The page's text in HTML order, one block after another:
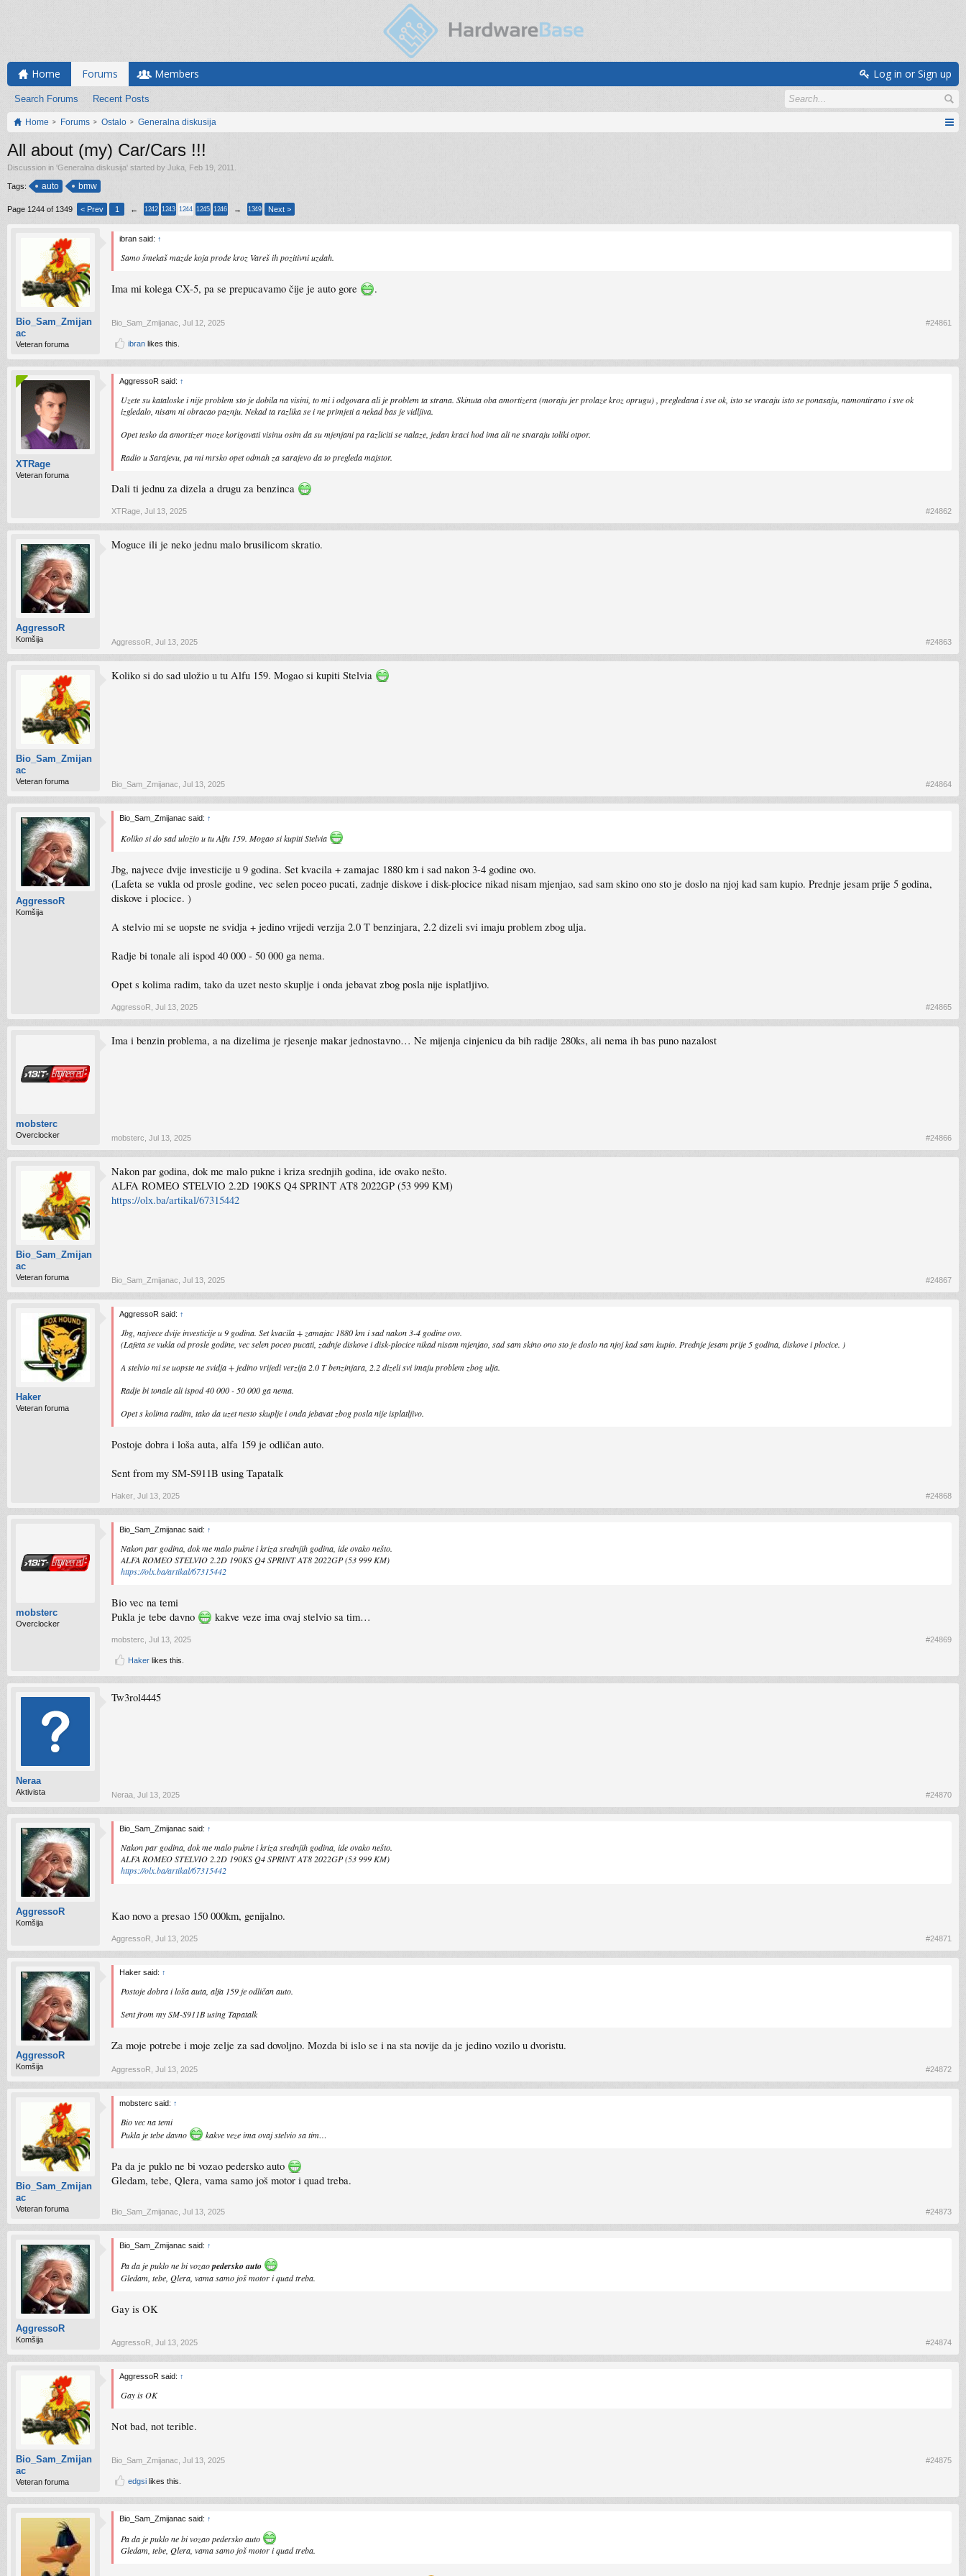
Home Forums
Search Forums Recent Posts
Members Log in or Sign up
Home Forums Ostalo Generalna diskusija
All about (my) Car/Cars !!!
Discussion in 'Generalna diskusija' started by Juka Feb 19, 2011
Tags: auto bmw
Page 1244 of 1349 < Prev 1 ← 1242 1243 1244 1245 1246 → 1349 Next >
Bio_Sam_Zmijan
ac
Veteran foruma
ibran said: ↑
Samo šmekaš mazde koja prođe kroz Vareš ih pozitivni uzdah.
Ima mi kolega CX-5, pa se prepucavamo čije je auto gore .
Bio_Sam_Zmijanac Jul 12, 2025 #24861
ibran likes this.
XTRage
Veteran foruma
AggressoR said: ↑
Uzete su kataloske i nije problem sto je dobila na visini, to mi i odgovara ali je problem ta strana. Skinuta oba amortizera (moraju jer prolaze kroz oprugu) , pregledana i sve ok, isto se vracaju isto se ponasaju, namontirano i sve ok
izgledalo, nisam ni obracao paznju. Nekad ta razlika se i ne primjeti a nekad bas je vidljiva.
Opet tesko da amortizer moze korigovati visinu osim da su mjenjani pa razliciti se nalaze, jedan kraci hod ima ali ne stvaraju toliki otpor.
Radio u Sarajevu, pa mi mrsko opet odmah za sarajevo da to pregleda majstor.
Dali ti jednu za dizela a drugu za benzinca
XTRage Jul 13, 2025 #24862
AggressoR
Komšija
Moguce ili je neko jednu malo brusilicom skratio.
AggressoR Jul 13, 2025 #24863
Bio_Sam_Zmijan
ac
Veteran foruma
Koliko si do sad uložio u tu Alfu 159. Mogao si kupiti Stelvia
Bio_Sam_Zmijanac Jul 13, 2025 #24864
AggressoR
Komšija
Bio_Sam_Zmijanac said: ↑
Koliko si do sad uložio u tu Alfu 159. Mogao si kupiti Stelvia
Jbg, najvece dvije investicije u 9 godina. Set kvacila + zamajac 1880 km i sad nakon 3-4 godine ovo.
(Lafeta se vukla od prosle godine, vec selen poceo pucati, zadnje diskove i disk-plocice nikad nisam mjenjao, sad sam skino ono sto je doslo na njoj kad sam kupio. Prednje jesam prije 5 godina,
diskove i plocice. )
A stelvio mi se uopste ne svidja + jedino vrijedi verzija 2.0 T benzinjara, 2.2 dizeli svi imaju problem zbog ulja.
Radje bi tonale ali ispod 40 000 - 50 000 ga nema.
Opet s kolima radim, tako da uzet nesto skuplje i onda jebavat zbog posla nije isplatljivo.
AggressoR Jul 13, 2025 #24865
mobsterc
Overclocker
Ima i benzin problema, a na dizelima je rjesenje makar jednostavno… Ne mijenja cinjenicu da bih radije 280ks, ali nema ih bas puno nazalost
mobsterc Jul 13, 2025 #24866
Bio_Sam_Zmijan
ac
Veteran foruma
Nakon par godina, dok me malo pukne i kriza srednjih godina, ide ovako nešto.
ALFA ROMEO STELVIO 2.2D 190KS Q4 SPRINT AT8 2022GP (53 999 KM)
https://olx.ba/artikal/67315442
Bio_Sam_Zmijanac Jul 13, 2025 #24867
Haker
Veteran foruma
AggressoR said: ↑
Jbg, najvece dvije investicije u 9 godina. Set kvacila + zamajac 1880 km i sad nakon 3-4 godine ovo.
(Lafeta se vukla od prosle godine, vec selen poceo pucati, zadnje diskove i disk-plocice nikad nisam mjenjao, sad sam skino ono sto je doslo na njoj kad sam kupio. Prednje jesam prije 5 godina, diskove i plocice. )
A stelvio mi se uopste ne svidja + jedino vrijedi verzija 2.0 T benzinjara, 2.2 dizeli svi imaju problem zbog ulja.
Radje bi tonale ali ispod 40 000 - 50 000 ga nema.
Opet s kolima radim, tako da uzet nesto skuplje i onda jebavat zbog posla nije isplatljivo.
Postoje dobra i loša auta, alfa 159 je odličan auto.
Sent from my SM-S911B using Tapatalk
Haker Jul 13, 2025 #24868
mobsterc
Overclocker
Bio_Sam_Zmijanac said: ↑
Nakon par godina, dok me malo pukne i kriza srednjih godina, ide ovako nešto.
ALFA ROMEO STELVIO 2.2D 190KS Q4 SPRINT AT8 2022GP (53 999 KM)
https://olx.ba/artikal/67315442
Bio vec na temi
Pukla je tebe davno
kakve veze ima ovaj stelvio sa tim…
mobsterc Jul 13, 2025 #24869
Haker likes this.
Neraa
Aktivista
Tw3rol4445
Neraa Jul 13, 2025 #24870
AggressoR
Komšija
Bio_Sam_Zmijanac said: ↑
Nakon par godina, dok me malo pukne i kriza srednjih godina, ide ovako nešto.
ALFA ROMEO STELVIO 2.2D 190KS Q4 SPRINT AT8 2022GP (53 999 KM)
https://olx.ba/artikal/67315442
Kao novo a presao 150 000km, genijalno.
AggressoR Jul 13, 2025 #24871
AggressoR
Komšija
Haker said: ↑
Postoje dobra i loša auta, alfa 159 je odličan auto.
Sent from my SM-S911B using Tapatalk
Za moje potrebe i moje zelje za sad dovoljno. Mozda bi islo se i na sta novije da je jedino vozilo u dvoristu.
AggressoR Jul 13, 2025 #24872
Bio_Sam_Zmijan
ac
Veteran foruma
mobsterc said: ↑
Bio vec na temi
Pukla je tebe davno
kakve veze ima ovaj stelvio sa tim…
Pa da je puklo ne bi vozao pedersko auto
Gledam, tebe, Qlera, vama samo još motor i quad treba.
Bio_Sam_Zmijanac Jul 13, 2025 #24873
AggressoR
Komšija
Bio_Sam_Zmijanac said: ↑
Pa da je puklo ne bi vozaopedersko auto
Gledam, tebe, Qlera, vama samo još motor i quad treba.
Gay is OK
AggressoR Jul 13, 2025 #24874
Bio_Sam_Zmijan
ac
Veteran foruma
AggressoR said: ↑
Gay is OK
Not bad, not terible.
Bio_Sam_Zmijanac Jul 13, 2025 #24875
edgsi likes this.
Bio_Sam_Zmijanac said: ↑
Pa da je puklo ne bi vozao pedersko auto
Gledam, tebe, Qlera, vama samo još motor i quad treba.